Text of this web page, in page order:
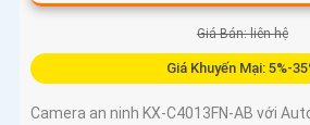
Giá Bán: liên hệ
Giá Khuyến Mại: 5%-
Camera an ninh KX-C4013FN-AB với